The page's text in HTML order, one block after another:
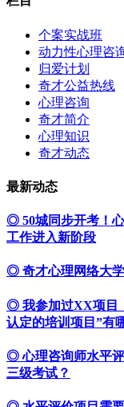
个案实战班
动力性心理咨
归爱计划
奇才公益热线
心理咨询
奇才简介
心理知识
奇才动态
最新动态
◎ 50城同步开考！
工作进入新阶段
◎ 奇才心理网络大学
◎ 我参加过XX项目
认定的培训项目”有
◎ 心理咨询师水平
三级考试？